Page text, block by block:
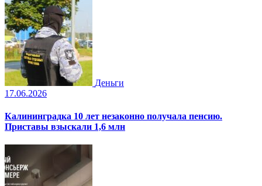
Деньги
17.06.2026
Калининградка 10 лет незаконно получала пенсию.
Приставы взыскали 1,6 млн